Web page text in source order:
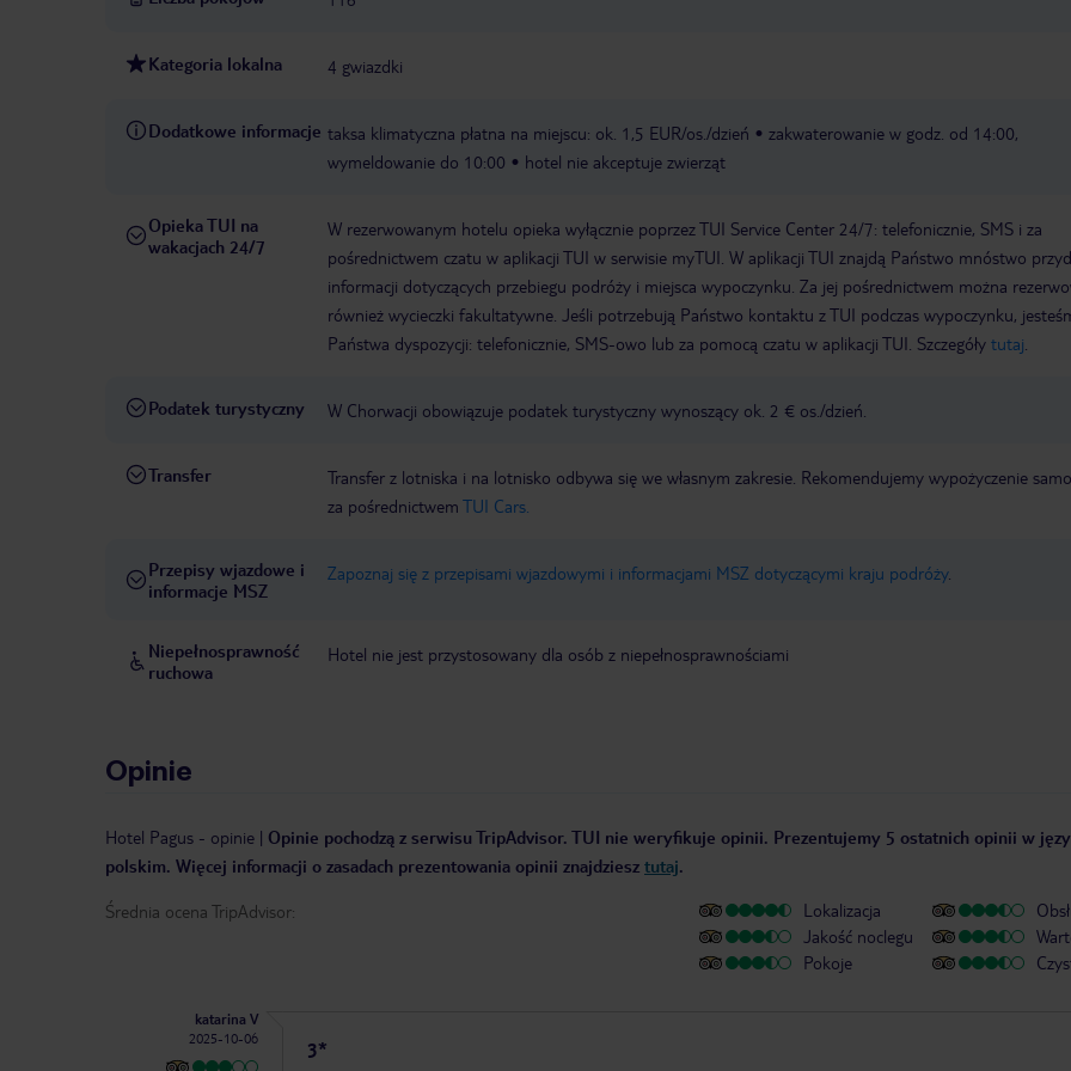
Kategoria lokalna 4 gwiazdki
Dodatkowe informacje taksa klimatyczna płatna na miejscu: ok. 1,5 EUR/os./dzień
zakwaterowanie w godz. od 14:00,
wymeldowanie do 10:00
hotel nie akceptuje zwierząt
Opieka TUI na
wakacjach 24/7
W rezerwowanym hotelu opieka wyłącznie poprzez TUI Service Center 24/7: telefonicznie, SMS i za
pośrednictwem czatu w aplikacji TUI w serwisie myTUI. W aplikacji TUI znajdą Państwo mnóstwo
informacji dotyczących przebiegu podróży i miejsca wypoczynku. Za jej pośrednictwem można
również wycieczki fakultatywne. Jeśli potrzebują Państwo kontaktu z TUI podczas wypoczynku,
Państwa dyspozycji: telefonicznie, SMS-owo lub za pomocą czatu w aplikacji TUI. Szczegóły tutaj
Podatek turystyczny W Chorwacji obowiązuje podatek turystyczny wynoszący ok. 2 € os./dzień.
Transfer
Transfer z lotniska i na lotnisko odbywa się we własnym zakresie. Rekomendujemy wypożyczenie
za pośrednictwem TUI Cars.
Przepisy wjazdowe i
informacje MSZ
Zapoznaj się z przepisami wjazdowymi i informacjami MSZ dotyczącymi kraju podróży.
Niepełnosprawność
ruchowa
Hotel nie jest przystosowany dla osób z niepełnosprawnościami
Opinie
Hotel Pagus - opinie | Opinie pochodzą z serwisu TripAdvisor. TUI nie weryfikuje opinii. Prezentujemy 5 ostatnich opinii w
polskim. Więcej informacji o zasadach prezentowania opinii znajdziesz tutaj.
Średnia ocena TripAdvisor:
Lokalizacja
Jakość noclegu
Pokoje
katarina V
2025-10-06
3*